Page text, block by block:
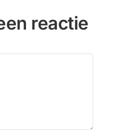
reactie